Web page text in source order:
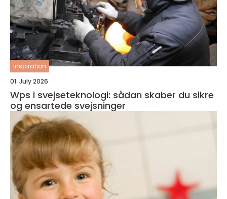
inspiration
01. July 2026
Wps i svejseteknologi: sådan skaber du sikre
og ensartede svejsninger